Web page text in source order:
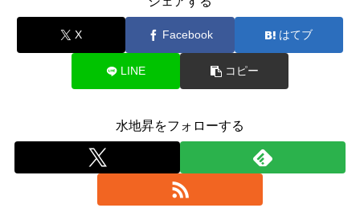
X Facebook はてブ
LINE コピー
水地昇をフォローする